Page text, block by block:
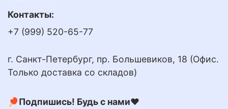
Контакты:
+7 (999) 520-65-77
г. Санкт-Петербург, пр. Большевиков, 18 (Офис.
Только доставка со складов)
🏓Подпишись! Будь с нами❤️